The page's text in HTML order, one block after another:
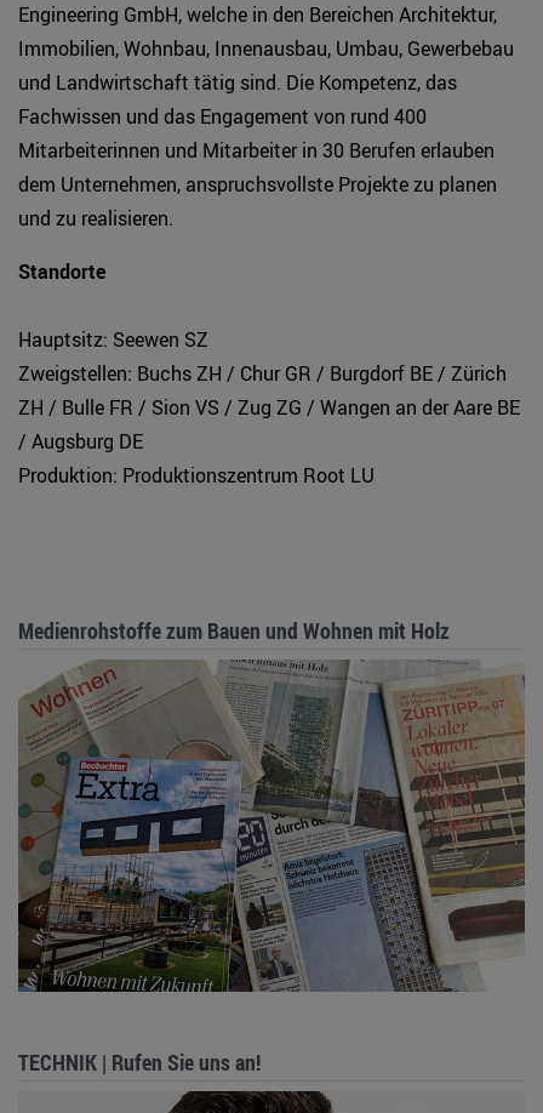
Engineering GmbH, welche in den Bereichen Architektur,
Immobilien, Wohnbau, Innenausbau, Umbau, Gewerbebau
und Landwirtschaft tätig sind. Die Kompetenz, das
Fachwissen und das Engagement von rund 400
Mitarbeiterinnen und Mitarbeiter in 30 Berufen erlauben
dem Unternehmen, anspruchsvollste Projekte zu planen
und zu realisieren.
Standorte
Hauptsitz: Seewen SZ
Zweigstellen: Buchs ZH / Chur GR / Burgdorf BE / Zürich
ZH / Bulle FR / Sion VS / Zug ZG / Wangen an der Aare BE
/ Augsburg DE
Produktion: Produktionszentrum Root LU
Medienrohstoffe zum Bauen und Wohnen mit Holz
TECHNIK | Rufen Sie uns an!